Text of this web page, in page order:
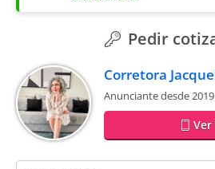
Pedir
Corretora
Anunciante desde 2019
Ver